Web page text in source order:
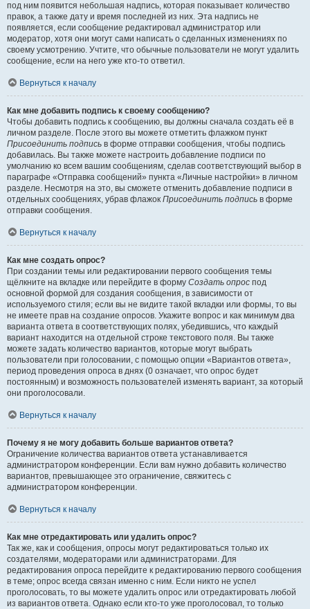
под ним появится небольшая надпись, которая показывает количество
правок, а также дату и время последней из них. Эта надпись не
появляется, если сообщение редактировал администратор или
модератор, хотя они могут сами написать о сделанных изменениях по
своему усмотрению. Учтите, что обычные пользователи не могут удалить
сообщение, если на него уже кто-то ответил.
Вернуться к началу
Как мне добавить подпись к своему сообщению?
Чтобы добавить подпись к сообщению, вы должны сначала создать её в
личном разделе. После этого вы можете отметить флажком пункт
Присоединить подпись в форме отправки сообщения, чтобы подпись
добавилась. Вы также можете настроить добавление подписи по
умолчанию ко всем вашим сообщениям, сделав соответствующий выбор в
параграфе «Отправка сообщений» пункта «Личные настройки» в личном
разделе. Несмотря на это, вы сможете отменить добавление подписи в
отдельных сообщениях, убрав флажок Присоединить подпись в форме
отправки сообщения.
Вернуться к началу
Как мне создать опрос?
При создании темы или редактировании первого сообщения темы
щёлкните на вкладке или перейдите в форму Создать опрос под
основной формой для создания сообщения, в зависимости от
используемого стиля; если вы не видите такой вкладки или формы, то вы
не имеете прав на создание опросов. Укажите вопрос и как минимум два
варианта ответа в соответствующих полях, убедившись, что каждый
вариант находится на отдельной строке текстового поля. Вы также
можете задать количество вариантов, которые могут выбрать
пользователи при голосовании, с помощью опции «Вариантов ответа»,
период проведения опроса в днях (0 означает, что опрос будет
постоянным) и возможность пользователей изменять вариант, за который
они проголосовали.
Вернуться к началу
Почему я не могу добавить больше вариантов ответа?
Ограничение количества вариантов ответа устанавливается
администратором конференции. Если вам нужно добавить количество
вариантов, превышающее это ограничение, свяжитесь с
администратором конференции.
Вернуться к началу
Как мне отредактировать или удалить опрос?
Так же, как и сообщения, опросы могут редактироваться только их
создателями, модераторами или администраторами. Для
редактирования опроса перейдите к редактированию первого сообщения
в теме; опрос всегда связан именно с ним. Если никто не успел
проголосовать, то вы можете удалить опрос или отредактировать любой
из вариантов ответа. Однако если кто-то уже проголосовал, то только